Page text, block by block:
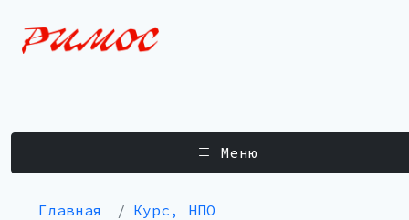
Меню
Главная
Курс, НПО